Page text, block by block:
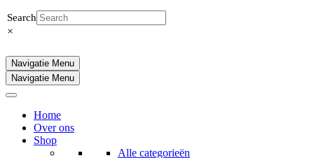
Search
×
Navigatie Menu
Navigatie Menu
Home
Over ons
Shop
Alle categorieën